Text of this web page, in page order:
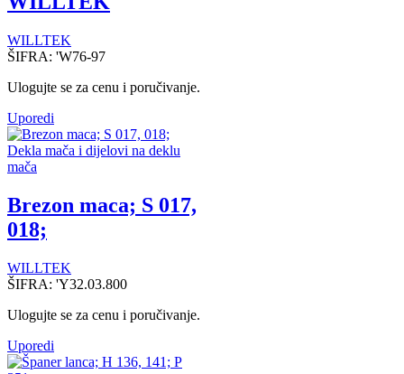
WILLTEK
ŠIFRA: 'W76-97
Ulogujte se za cenu i poručivanje.
Uporedi
Dekla mača i dijelovi na deklu
mača
Brezon maca; S 017,
018;
WILLTEK
ŠIFRA: 'Y32.03.800
Ulogujte se za cenu i poručivanje.
Uporedi